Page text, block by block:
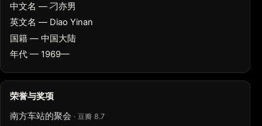
中文名 — 刁亦男
英文名 — Diao Yinan
国籍 — 中国大陆
年代 — 1969—
荣誉与奖项
南方车站的聚会 · 豆瓣 8.7